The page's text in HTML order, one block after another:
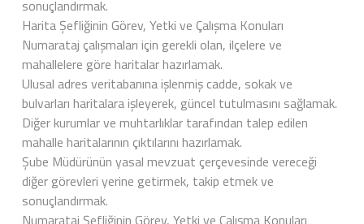
sonuçlandırmak.
Harita Şefliğinin Görev, Yetki ve Çalışma Konuları
Numarataj çalışmaları için gerekli olan, ilçelere ve
mahallelere göre haritalar hazırlamak.
Ulusal adres veritabanına işlenmiş cadde, sokak ve
bulvarları haritalara işleyerek, güncel tutulmasını sağlamak.
Diğer kurumlar ve muhtarlıklar tarafından talep edilen
mahalle haritalarının çıktılarını hazırlamak.
Şube Müdürünün yasal mevzuat çerçevesinde vereceği
diğer görevleri yerine getirmek, takip etmek ve
sonuçlandırmak.
Numarataj Şefliğinin Görev, Yetki ve Çalışma Konuları